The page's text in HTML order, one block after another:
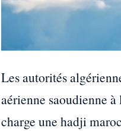
Les autorités
aérienne saoudienne
charge une hadji